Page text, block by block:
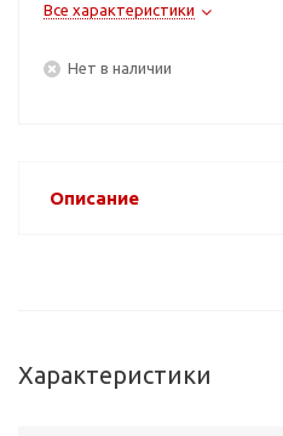
Все характеристики
Нет в наличии
Описание
Характеристики